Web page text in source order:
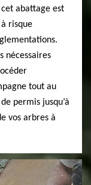
cet abattage est
risque
nécessaires
tout au
permis jusqu’à
vos arbres à